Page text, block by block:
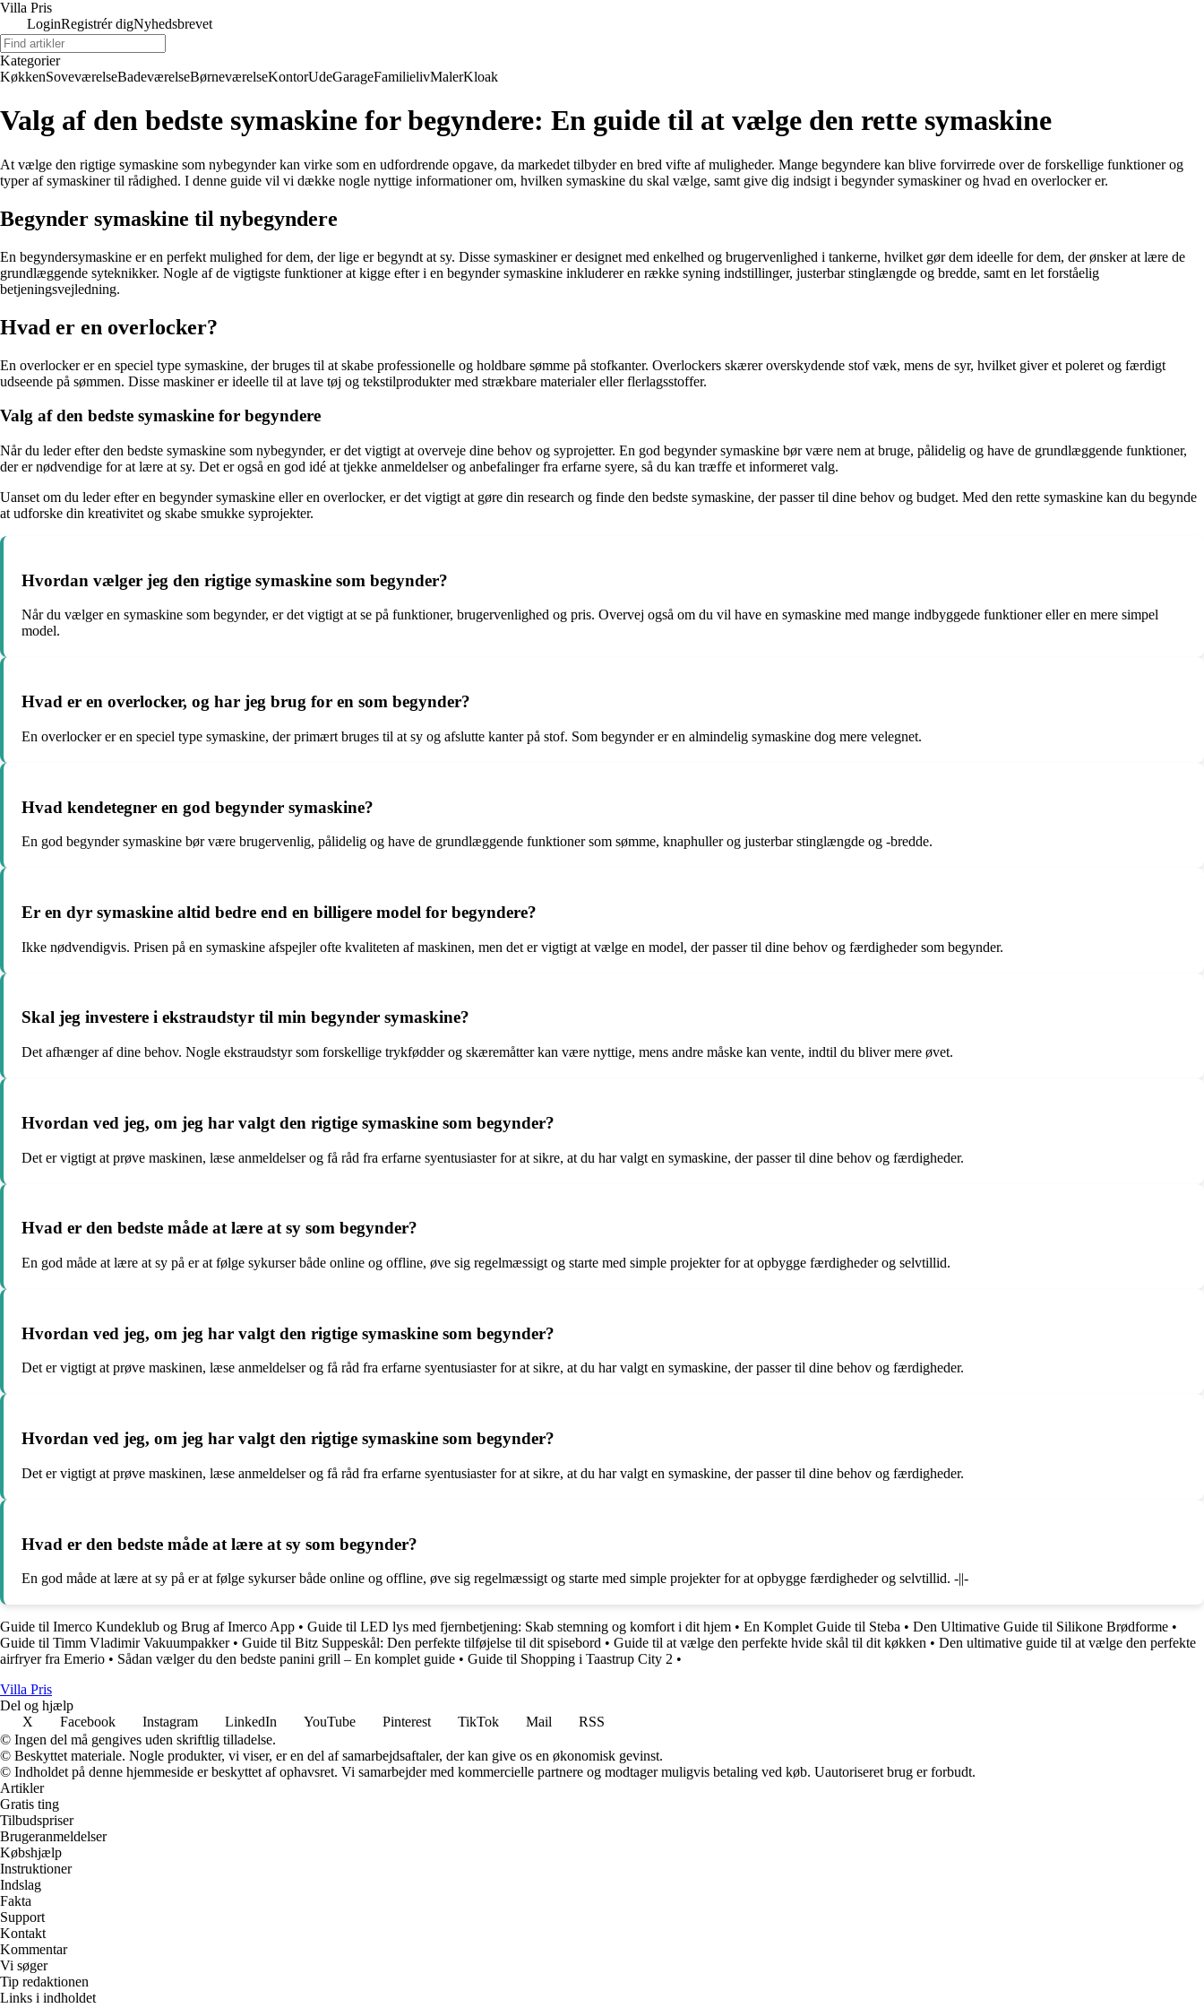
Villa Pris
LoginRegistrér digNyhedsbrevet
Kategorier
KøkkenSoveværelseBadeværelseBørneværelseKontorUdeGarageFamilielivMalerKloak
Valg af den bedste symaskine for begyndere: En guide til at vælge den rette symaskine
At vælge den rigtige symaskine som nybegynder kan virke som en udfordrende opgave, da markedet tilbyder en bred vifte af muligheder. Mange begyndere kan blive forvirrede over de forskellige funktioner og
typer af symaskiner til rådighed. I denne guide vil vi dække nogle nyttige informationer om, hvilken symaskine du skal vælge, samt give dig indsigt i begynder symaskiner og hvad en overlocker er.
Begynder symaskine til nybegyndere
En begyndersymaskine er en perfekt mulighed for dem, der lige er begyndt at sy. Disse symaskiner er designet med enkelhed og brugervenlighed i tankerne, hvilket gør dem ideelle for dem, der ønsker at lære de
grundlæggende syteknikker. Nogle af de vigtigste funktioner at kigge efter i en begynder symaskine inkluderer en række syning indstillinger, justerbar stinglængde og bredde, samt en let forståelig
betjeningsvejledning.
Hvad er en overlocker?
En overlocker er en speciel type symaskine, der bruges til at skabe professionelle og holdbare sømme på stofkanter. Overlockers skærer overskydende stof væk, mens de syr, hvilket giver et poleret og færdigt
udseende på sømmen. Disse maskiner er ideelle til at lave tøj og tekstilprodukter med strækbare materialer eller flerlagsstoffer.
Valg af den bedste symaskine for begyndere
Når du leder efter den bedste symaskine som nybegynder, er det vigtigt at overveje dine behov og syprojetter. En god begynder symaskine bør være nem at bruge, pålidelig og have de grundlæggende funktioner,
der er nødvendige for at lære at sy. Det er også en god idé at tjekke anmeldelser og anbefalinger fra erfarne syere, så du kan træffe et informeret valg.
Uanset om du leder efter en begynder symaskine eller en overlocker, er det vigtigt at gøre din research og finde den bedste symaskine, der passer til dine behov og budget. Med den rette symaskine kan du begynde
at udforske din kreativitet og skabe smukke syprojekter.
Hvordan vælger jeg den rigtige symaskine som begynder?
Når du vælger en symaskine som begynder, er det vigtigt at se på funktioner, brugervenlighed og pris. Overvej også om du vil have en symaskine med mange indbyggede funktioner eller en mere simpel
model.
Hvad er en overlocker, og har jeg brug for en som begynder?
En overlocker er en speciel type symaskine, der primært bruges til at sy og afslutte kanter på stof. Som begynder er en almindelig symaskine dog mere velegnet.
Hvad kendetegner en god begynder symaskine?
En god begynder symaskine bør være brugervenlig, pålidelig og have de grundlæggende funktioner som sømme, knaphuller og justerbar stinglængde og -bredde.
Er en dyr symaskine altid bedre end en billigere model for begyndere?
Ikke nødvendigvis. Prisen på en symaskine afspejler ofte kvaliteten af maskinen, men det er vigtigt at vælge en model, der passer til dine behov og færdigheder som begynder.
Skal jeg investere i ekstraudstyr til min begynder symaskine?
Det afhænger af dine behov. Nogle ekstraudstyr som forskellige trykfødder og skæremåtter kan være nyttige, mens andre måske kan vente, indtil du bliver mere øvet.
Hvordan ved jeg, om jeg har valgt den rigtige symaskine som begynder?
Det er vigtigt at prøve maskinen, læse anmeldelser og få råd fra erfarne syentusiaster for at sikre, at du har valgt en symaskine, der passer til dine behov og færdigheder.
Hvad er den bedste måde at lære at sy som begynder?
En god måde at lære at sy på er at følge sykurser både online og offline, øve sig regelmæssigt og starte med simple projekter for at opbygge færdigheder og selvtillid.
Hvordan ved jeg, om jeg har valgt den rigtige symaskine som begynder?
Det er vigtigt at prøve maskinen, læse anmeldelser og få råd fra erfarne syentusiaster for at sikre, at du har valgt en symaskine, der passer til dine behov og færdigheder.
Hvordan ved jeg, om jeg har valgt den rigtige symaskine som begynder?
Det er vigtigt at prøve maskinen, læse anmeldelser og få råd fra erfarne syentusiaster for at sikre, at du har valgt en symaskine, der passer til dine behov og færdigheder.
Hvad er den bedste måde at lære at sy som begynder?
En god måde at lære at sy på er at følge sykurser både online og offline, øve sig regelmæssigt og starte med simple projekter for at opbygge færdigheder og selvtillid. -||-
Guide til Imerco Kundeklub og Brug af Imerco App • Guide til LED lys med fjernbetjening: Skab stemning og komfort i dit hjem • En Komplet Guide til Steba • Den Ultimative Guide til Silikone Brødforme •
Guide til Timm Vladimir Vakuumpakker• Guide til Bitz Suppeskål: Den perfekte tilføjelse til dit spisebord • Guide til at vælge den perfekte hvide skål til dit køkken • Den ultimative guide til at vælge den perfekte
airfryer fra Emerio • Sådan vælger du den bedste panini grill – En komplet guide • Guide til Shopping i Taastrup City 2 •
Villa Pris
Del og hjælp
X
Facebook Instagram LinkedIn YouTube Pinterest TikTok Mail
RSS
© Ingen del må gengives uden skriftlig tilladelse.
© Beskyttet materiale. Nogle produkter, vi viser, er en del af samarbejdsaftaler, der kan give os en økonomisk gevinst.
© Indholdet på denne hjemmeside er beskyttet af ophavsret. Vi samarbejder med kommercielle partnere og modtager muligvis betaling ved køb. Uautoriseret brug er forbudt.
Artikler
Gratis ting
Tilbudspriser
Brugeranmeldelser
Købshjælp
Instruktioner
Indslag
Fakta
Support
Kontakt
Kommentar
Vi søger
Tip redaktionen
Links i indholdet